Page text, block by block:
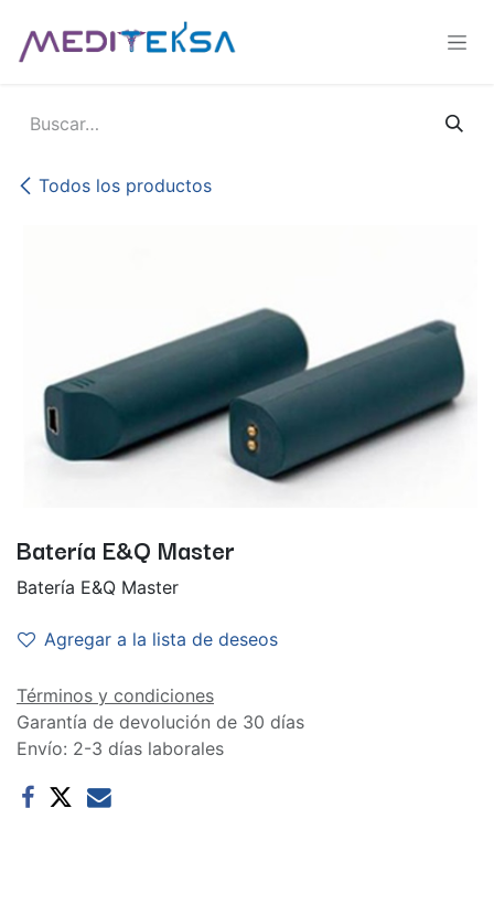
Todos los productos
Batería E&Q Master
Batería E&Q Master
Agregar a la lista de deseos
Términos y condiciones
Garantía de devolución de 30 días
Envío: 2-3 días laborales